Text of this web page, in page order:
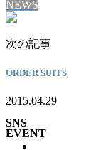
NEWS
次の記事
ORDER SUITS
2015.04.29
SNS
EVENT